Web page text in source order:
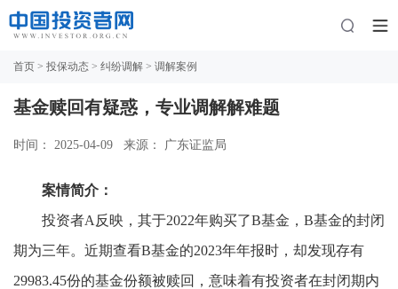
首页 > 投保动态 > 纠纷调解 > 调解案例
基金赎回有疑惑，专业调解解难题
时间： 2025-04-09 来源： 广东证监局
案情简介：
投资者A反映，其于2022年购买了B基金，B基金的封闭
期为三年。近期查看B基金的2023年年报时，却发现存有
29983.45份的基金份额被赎回，意味着有投资者在封闭期内